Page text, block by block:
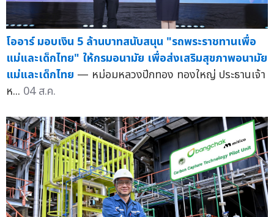
โออาร์ มอบเงิน 5 ล้านบาทสนับสนุน "รถพระราชทานเพื่อ
แม่และเด็กไทย" ให้กรมอนามัย เพื่อส่งเสริมสุขภาพอนามัย
แม่และเด็กไทย — หม่อมหลวงปีกทอง ทองใหญ่ ประธานเจ้า
ห... 04 ส.ค.